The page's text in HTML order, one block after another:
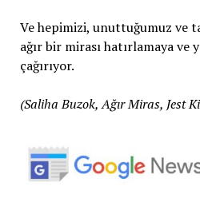
Ve hepimizi, unuttuğumuz ve
ağır bir mirası hatırlamaya ve
çağırıyor.
(Saliha Buzok, Ağır Miras, Jest